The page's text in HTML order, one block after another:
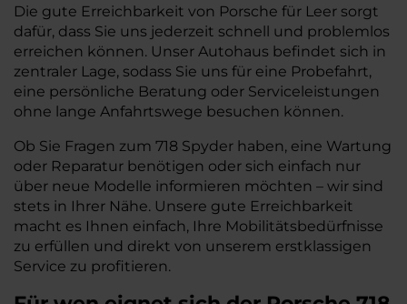
Die gute Erreichbarkeit von Porsche für Leer sorgt
dafür, dass Sie uns jederzeit schnell und problemlos
erreichen können. Unser Autohaus befindet sich in
zentraler Lage, sodass Sie uns für eine Probefahrt,
eine persönliche Beratung oder Serviceleistungen
ohne lange Anfahrtswege besuchen können.
Ob Sie Fragen zum 718 Spyder haben, eine Wartung
oder Reparatur benötigen oder sich einfach nur
über neue Modelle informieren möchten – wir sind
stets in Ihrer Nähe. Unsere gute Erreichbarkeit
macht es Ihnen einfach, Ihre Mobilitätsbedürfnisse
zu erfüllen und direkt von unserem erstklassigen
Service zu profitieren.